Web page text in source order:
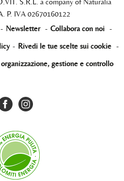
P. IVA 02670160122
- Newsletter - Collabora con noi -
- Rivedi le tue scelte sui cookie -
gestione e controllo